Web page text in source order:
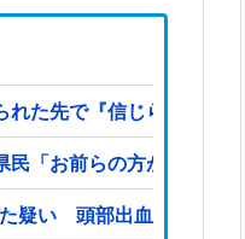
た先で『信じられない
「お前らの方が汚いん
疑い 頭部出血に気づかな